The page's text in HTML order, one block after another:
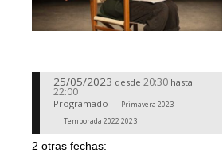
25/05/2023 desde 20:30 hasta
22:00
Programado
Primavera 2023
Temporada 2022 2023
2 otras fechas: